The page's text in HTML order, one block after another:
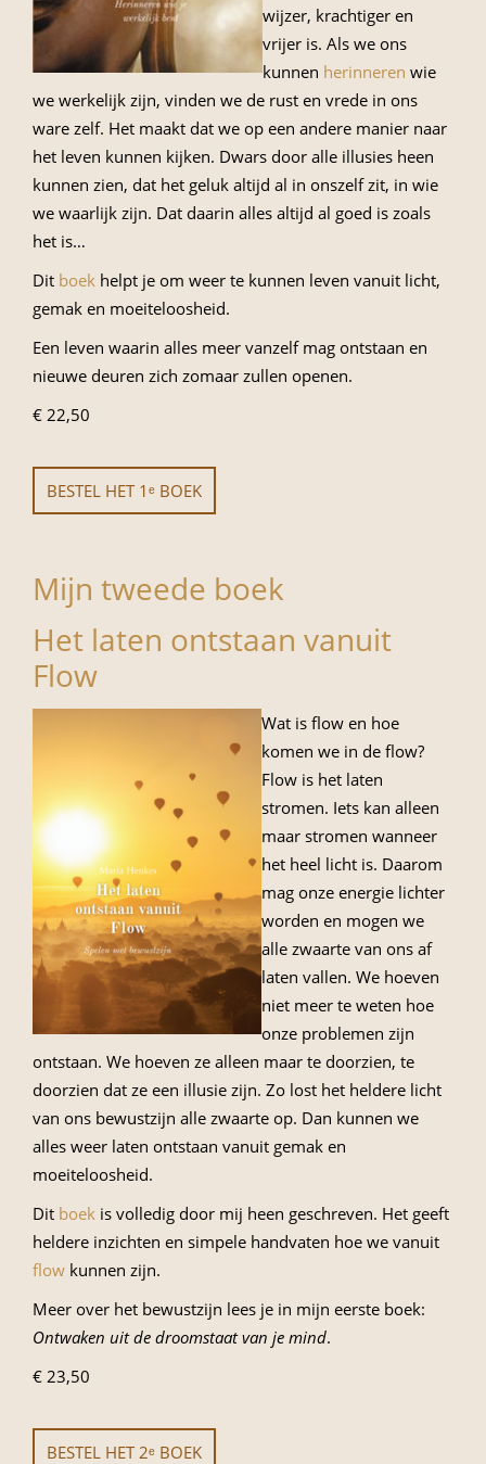
wijzer, krachtiger en
vrijer is. Als we ons
kunnen herinneren wie
we werkelijk zijn, vinden we de rust en vrede in ons
ware zelf. Het maakt dat we op een andere manier naar
het leven kunnen kijken. Dwars door alle illusies heen
kunnen zien, dat het geluk altijd al in onszelf zit, in wie
we waarlijk zijn. Dat daarin alles altijd al goed is zoals
het is…
Dit boek helpt je om weer te kunnen leven vanuit licht,
gemak en moeiteloosheid.
Een leven waarin alles meer vanzelf mag ontstaan en
nieuwe deuren zich zomaar zullen openen.
€ 22,50
BESTEL HET 1ᵉ BOEK
Mijn tweede boek
Het laten ontstaan vanuit
Flow
Wat is flow en hoe
komen we in de flow?
Flow is het laten
stromen. Iets kan alleen
maar stromen wanneer
het heel licht is. Daarom
mag onze energie lichter
worden en mogen we
alle zwaarte van ons af
laten vallen. We hoeven
niet meer te weten hoe
onze problemen zijn
ontstaan. We hoeven ze alleen maar te doorzien, te
doorzien dat ze een illusie zijn. Zo lost het heldere licht
van ons bewustzijn alle zwaarte op. Dan kunnen we
alles weer laten ontstaan vanuit gemak en
moeiteloosheid.
Dit boek is volledig door mij heen geschreven. Het geeft
heldere inzichten en simpele handvaten hoe we vanuit
flow kunnen zijn.
Meer over het bewustzijn lees je in mijn eerste boek:
Ontwaken uit de droomstaat van je mind.
€ 23,50
BESTEL HET 2ᵉ BOEK